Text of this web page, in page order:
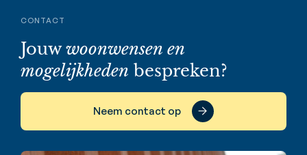
CONTACT
Jouwwoonwensen en
mogelijkheden bespreken?
Neem contact op